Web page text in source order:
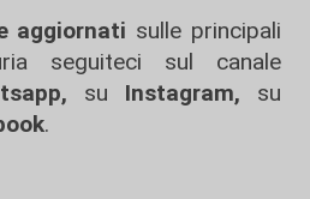
aggiornati sulle principali
seguiteci sul canale
su Instagram, su
.